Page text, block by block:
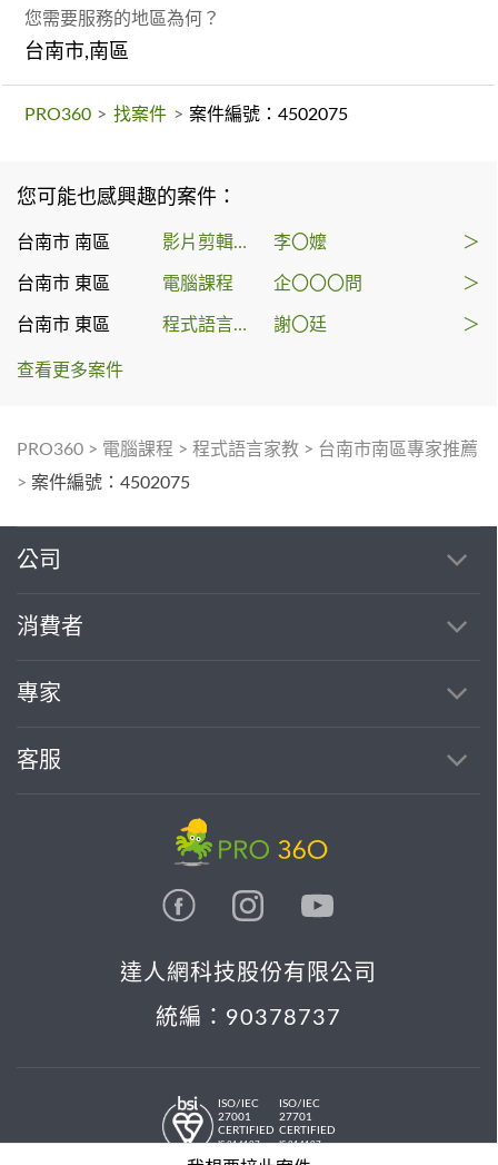
您需要服務的地區為何？
台南市,南區
PRO360 > 找案件 > 案件編號：4502075
您可能也感興趣的案件：
台南市 南區 影片剪輯教學 李〇嬤 ＞
台南市 東區 電腦課程 企〇〇〇問 ＞
台南市 東區 程式語言家教 謝〇廷 ＞
查看更多案件
PRO360 > 電腦課程 > 程式語言家教 > 台南市南區專家推薦
> 案件編號：4502075
公司
消費者
專家
客服
達人網科技股份有限公司
統編：90378737
ISO/IEC
27001
CERTIFIED
IS 814197
ISO/IEC
27701
CERTIFIED
IS 814197